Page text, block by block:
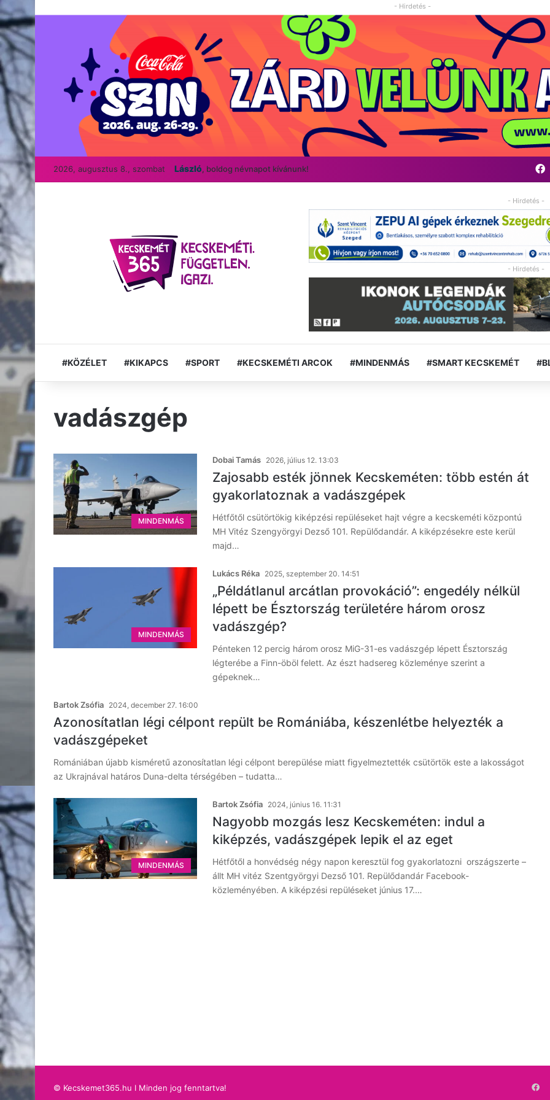
- Hirdetés -
2026, augusztus 8., szombat László, boldog névnapot kívánunk!
- Hirdetés -
- Hirdetés -
#KÖZÉLET #KIKAPCS #SPORT #KECSKEMÉTI ARCOK #MINDENMÁS #SMART KECSKEMÉT
vadászgép
MINDENMÁS
Dobai Tamás 2026, július 12. 13:03
Zajosabb esték jönnek Kecskeméten: több estén át
gyakorlatoznak a vadászgépek
Hétfőtől csütörtökig kiképzési repüléseket hajt végre a kecskeméti központú
MH Vitéz Szengyörgyi Dezső 101. Repülődandár. A kiképzésekre este kerül
majd…
MINDENMÁS
Lukács Réka 2025, szeptember 20. 14:51
„Példátlanul arcátlan provokáció”: engedély nélkül
lépett be Észtország területére három orosz
vadászgép?
Pénteken 12 percig három orosz MiG-31-es vadászgép lépett Észtország
légterébe a Finn-öböl felett. Az észt hadsereg közleménye szerint a
gépeknek…
Bartok Zsófia 2024, december 27. 16:00
Azonosítatlan légi célpont repült be Romániába, készenlétbe helyezték a
vadászgépeket
Romániában újabb kisméretű azonosítatlan légi célpont berepülése miatt figyelmeztették csütörtök este a lakosságot
az Ukrajnával határos Duna-delta térségében – tudatta…
MINDENMÁS
Bartok Zsófia 2024, június 16. 11:31
Nagyobb mozgás lesz Kecskeméten: indul a
kiképzés, vadászgépek lepik el az eget
Hétfőtől a honvédség négy napon keresztül fog gyakorlatozni országszerte –
állt MH vitéz Szentgyörgyi Dezső 101. Repülődandár Facebook-
közleményében. A kiképzési repüléseket június 17.…
© Kecskemet365.hu I Minden jog fenntartva!